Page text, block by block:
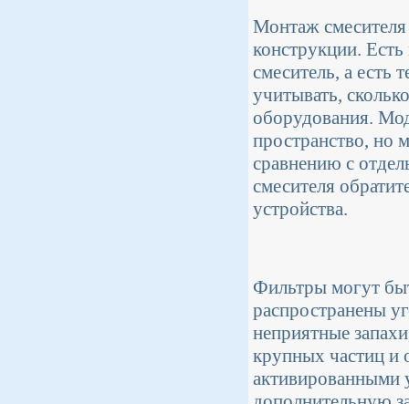
Монтаж
конструкции.
смеситель, а есть
учитывать,
оборудования.
пространство, но
сравнению с
смесителя
устройства.
Фильтры могут
распространены
неприятные
крупных частиц и
активированными